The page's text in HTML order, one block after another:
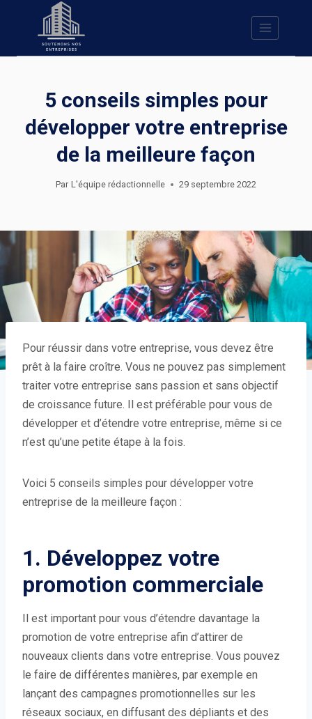
5 conseils simples pour
développer votre entreprise
de la meilleure façon
Par L'équipe rédactionnelle 29 septembre 2022
Pour réussir dans votre entreprise, vous devez être
prêt à la faire croître. Vous ne pouvez pas simplement
traiter votre entreprise sans passion et sans objectif
de croissance future. Il est préférable pour vous de
développer et d’étendre votre entreprise, même si ce
n’est qu’une petite étape à la fois.
Voici 5 conseils simples pour développer votre
entreprise de la meilleure façon :
1. Développez votre
promotion commerciale
Il est important pour vous d’étendre davantage la
promotion de votre entreprise afin d’attirer de
nouveaux clients dans votre entreprise. Vous pouvez
le faire de différentes manières, par exemple en
lançant des campagnes promotionnelles sur les
réseaux sociaux, en diffusant des dépliants et des